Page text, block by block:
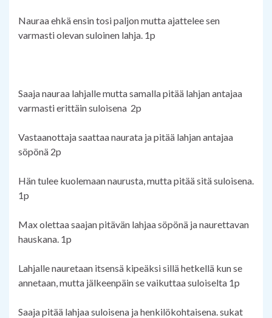
Nauraa ehkä ensin tosi paljon mutta ajattelee sen
varmasti olevan suloinen lahja. 1p
Saaja nauraa lahjalle mutta samalla pitää lahjan antajaa
varmasti erittäin suloisena 2p
Vastaanottaja saattaa naurata ja pitää lahjan antajaa
söpönä 2p
Hän tulee kuolemaan naurusta, mutta pitää sitä suloisena.
1p
Max olettaa saajan pitävän lahjaa söpönä ja naurettavan
hauskana. 1p
Lahjalle nauretaan itsensä kipeäksi sillä hetkellä kun se
annetaan, mutta jälkeenpäin se vaikuttaa suloiselta 1p
Saaja pitää lahjaa suloisena ja henkilökohtaisena. sukat